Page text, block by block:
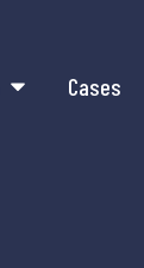
Cases